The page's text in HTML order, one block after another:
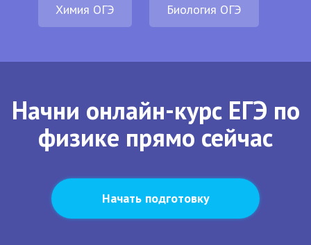
Химия ОГЭ Биология ОГЭ
Начни онлайн-курс ЕГЭ по
физике прямо сейчас
Начать подготовку